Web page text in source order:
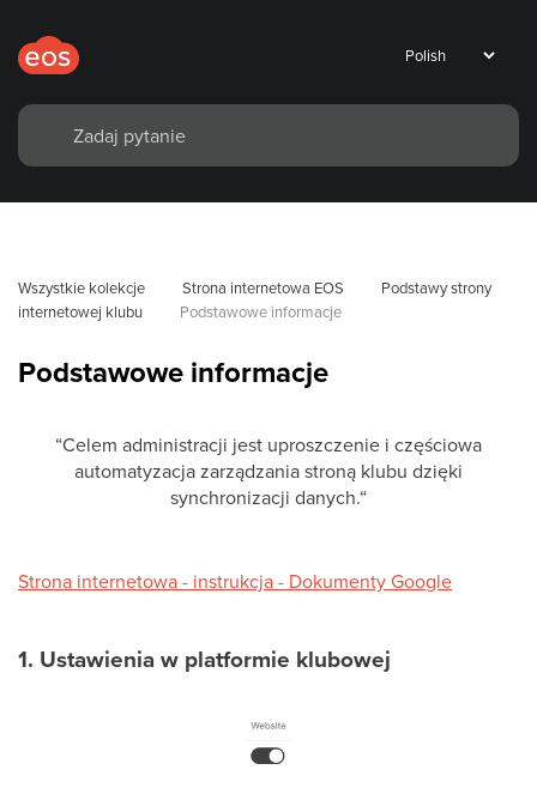
Wszystkie kolekcje Strona internetowa EOS
Podstawy strony
internetowej klubu
Podstawowe informacje
Podstawowe informacje
“Celem administracji jest uproszczenie i częściowa
automatyzacja zarządzania stroną klubu dzięki
synchronizacji danych.“
Strona internetowa - instrukcja - Dokumenty Google
1. Ustawienia w platformie klubowej